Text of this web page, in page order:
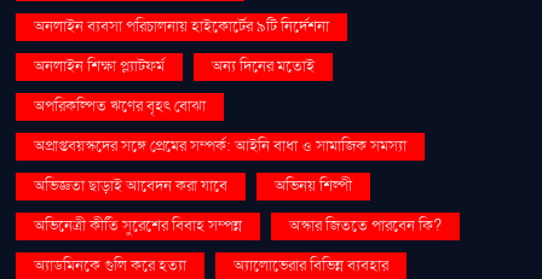
অনলাইন ব্যবসা পরিচালনায় হাইকোর্টের ৯টি নির্দেশনা
অনলাইন শিক্ষা প্ল্যাটফর্ম
অন্য দিনের মতোই
অপরিকল্পিত ঋণের বৃহৎ বোঝা
অপ্রাপ্তবয়স্কদের সঙ্গে প্রেমের সম্পর্ক: আইনি বাধা ও সামাজিক সমস্যা
অভিজ্ঞতা ছাড়াই আবেদন করা যাবে
অভিনয় শিল্পী
অভিনেত্রী কীর্তি সুরেশের বিবাহ সম্পন্ন
অস্কার জিততে পারবেন কি?
অ্যাডমিনকে গুলি করে হত্যা
অ্যালোভেরার বিভিন্ন ব্যবহার